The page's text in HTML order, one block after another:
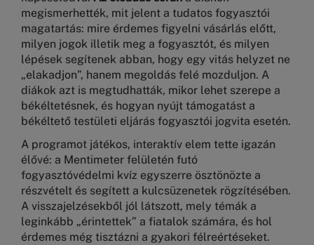
megismerhették, mit jelent a tudatos fogyasztói
magatartás: mire érdemes figyelni vásárlás előtt,
milyen jogok illetik meg a fogyasztót, és milyen
lépések segítenek abban, hogy egy vitás helyzet ne
„elakadjon”, hanem megoldás felé mozduljon. A
diákok azt is megtudhatták, mikor lehet szerepe a
békéltetésnek, és hogyan nyújt támogatást a
békéltető testületi eljárás fogyasztói jogvita esetén.
A programot játékos, interaktív elem tette igazán
élővé: a Mentimeter felületén futó
fogyasztóvédelmi kvíz egyszerre ösztönözte a
részvételt és segített a kulcsüzenetek rögzítésében.
A visszajelzésekből jól látszott, mely témák a
leginkább „érintettek” a fiatalok számára, és hol
érdemes még tisztázni a gyakori félreértéseket.